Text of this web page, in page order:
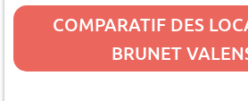
COMPARATIF DES
BRUNET